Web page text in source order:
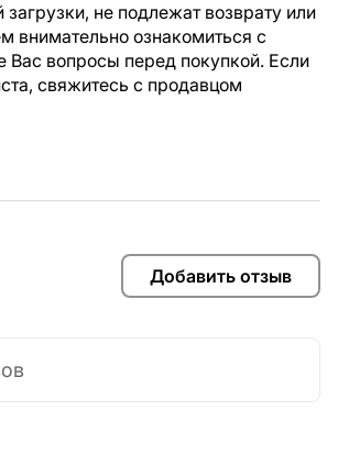
не подлежат возврату или
внимательно ознакомиться с
Вас вопросы перед покупкой. Если
свяжитесь с продавцом
Добавить отзыв